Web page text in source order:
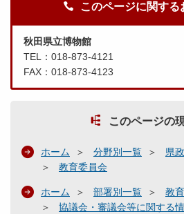
このページに関する
秋田県立博物館
TEL：018-873-4121
FAX：018-873-4123
このページの
ホーム 分野別一覧 県
教育委員会
ホーム 部署別一覧 教
協議会・審議会等に関する